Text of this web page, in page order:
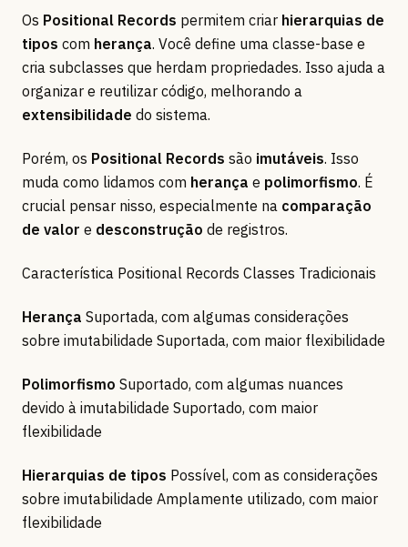
Os Positional Records permitem criar hierarquias de
tipos com herança. Você define uma classe-base e
cria subclasses que herdam propriedades. Isso ajuda a
organizar e reutilizar código, melhorando a
extensibilidade do sistema.
Porém, os Positional Records são imutáveis. Isso
muda como lidamos com herança e polimorfismo. É
crucial pensar nisso, especialmente na comparação
de valor e desconstrução de registros.
Característica Positional Records Classes Tradicionais
Herança Suportada, com algumas considerações
sobre imutabilidade Suportada, com maior flexibilidade
Polimorfismo Suportado, com algumas nuances
devido à imutabilidade Suportado, com maior
flexibilidade
Hierarquias de tipos Possível, com as considerações
sobre imutabilidade Amplamente utilizado, com maior
flexibilidade